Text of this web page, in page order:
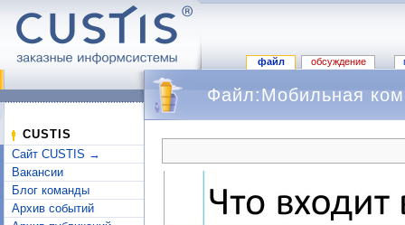
файл обсуждение
CUSTIS
Сайт CUSTIS →
Вакансии
Блог команды
Архив событий
Файл:Мобильная